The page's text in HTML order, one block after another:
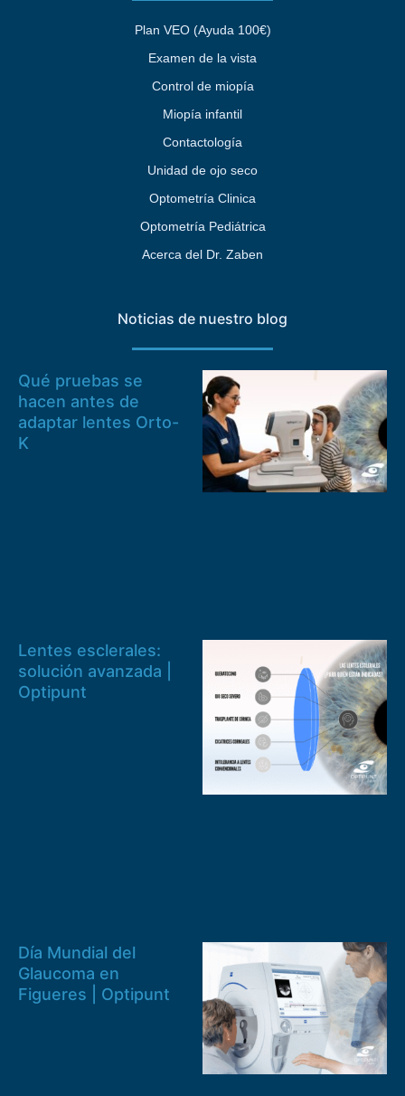
Plan VEO (Ayuda 100€)
Examen de la vista
Control de miopía
Miopía infantil
Contactología
Unidad de ojo seco
Optometría Clinica
Optometría Pediátrica
Acerca del Dr. Zaben
Noticias de nuestro blog
Qué pruebas se
hacen antes de
adaptar lentes Orto-
K
Lentes esclerales:
solución avanzada |
Optipunt
Día Mundial del
Glaucoma en
Figueres | Optipunt